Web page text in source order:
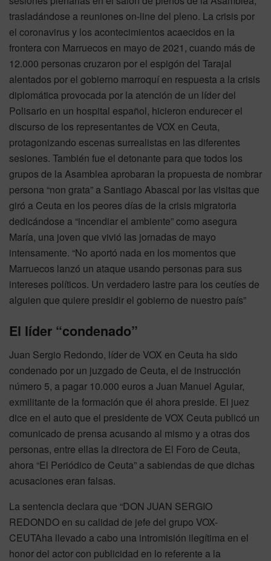
trasladándose a reuniones on-line del pleno. La crisis por
el coronavirus y los acontecimientos acaecidos en la
frontera con Marruecos en mayo de 2021, cuando más de
12.000 personas cruzaron por el espigón del Tarajal
alentados por el gobierno marroquí en respuesta a la crisis
diplomática provocada por la atención de un líder del
Polisario en un hospital español, hicieron endurecer el
discurso de los representantes de VOX en Ceuta,
protagonizando escenas surrealistas en las diferentes
sesiones. También fue el detonante para que todos los
grupos de la Asamblea aprobaran la propuesta de nombrar
persona “non grata” a Santiago Abascal por las visitas que
giró a Ceuta en los peores días de la crisis migratoria
dedicándose a “incendiar el ambiente” como asegura
María, una joven que vivió las jornadas de mayo
intensamente. “No aportó nada en los momentos que
Marruecos lanzó un ataque usando personas para sus
intereses políticos. Un verdadero lastre para los ceutíes de
alguien que quiere presidir el gobierno de nuestro país”
El líder “condenado”
Juan Sergio Redondo, líder de VOX en Ceuta ha sido
condenado por un juzgado de Ceuta, el de instrucción
número 5, a pagar 10.000 euros a Juan Manuel Aguiar,
exmilitante de la formación que él ahora preside. El juez
dice en el auto que el presidente de VOX Ceuta publicó un
comunicado de prensa acusando al mismo y a otras dos
personas, entre ellas la directora de El Foro de Ceuta,
ahora “El Periódico de Ceuta” a sabiendas de que dichas
acusaciones eran falsas.
La sentencia declara que “DON JUAN SERGIO
REDONDO en su calidad de jefe del grupo VOX-
CEUTAha llevado a cabo una intromisión ilegítima en el
honor del actor con publicidad en lo referente a la